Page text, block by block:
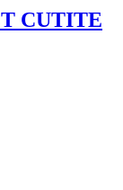
CUTITE